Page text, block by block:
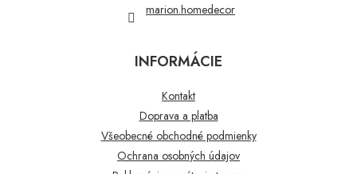
marion.homedecor
INFORMÁCIE
Kontakt
Doprava a platba
Všeobecné obchodné podmienky
Ochrana osobných údajov